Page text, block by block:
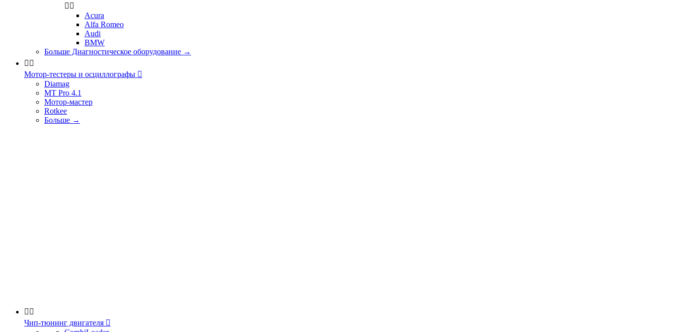
 
Acura
Alfa Romeo
Audi
BMW
Больше Диагностическое оборудование →
 
Мотор-тестеры и осциллографы 
Diamag
MT Pro 4.1
Мотор-мастер
Rotkee
Больше →
 
Чип-тюнинг двигателя 